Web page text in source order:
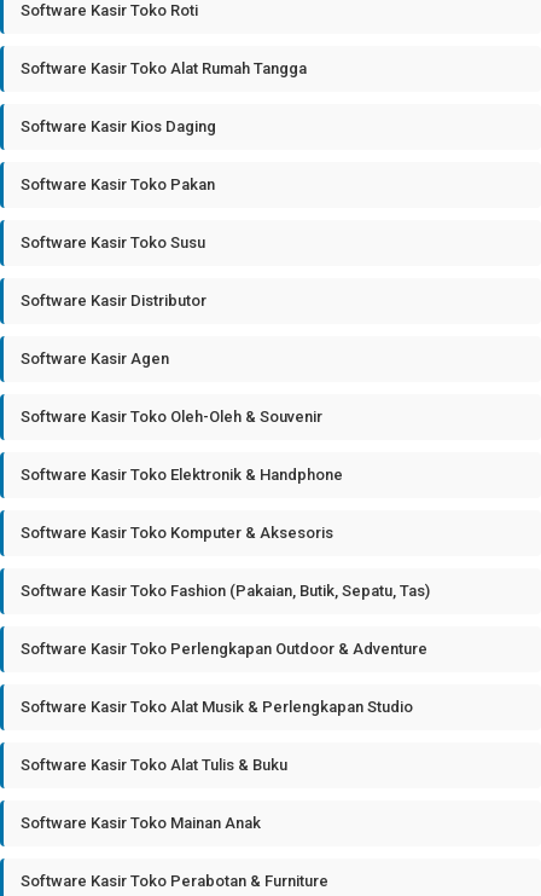
Software Kasir Toko Roti
Software Kasir Toko Alat Rumah Tangga
Software Kasir Kios Daging
Software Kasir Toko Pakan
Software Kasir Toko Susu
Software Kasir Distributor
Software Kasir Agen
Software Kasir Toko Oleh-Oleh & Souvenir
Software Kasir Toko Elektronik & Handphone
Software Kasir Toko Komputer & Aksesoris
Software Kasir Toko Fashion (Pakaian, Butik, Sepatu, Tas)
Software Kasir Toko Perlengkapan Outdoor & Adventure
Software Kasir Toko Alat Musik & Perlengkapan Studio
Software Kasir Toko Alat Tulis & Buku
Software Kasir Toko Mainan Anak
Software Kasir Toko Perabotan & Furniture